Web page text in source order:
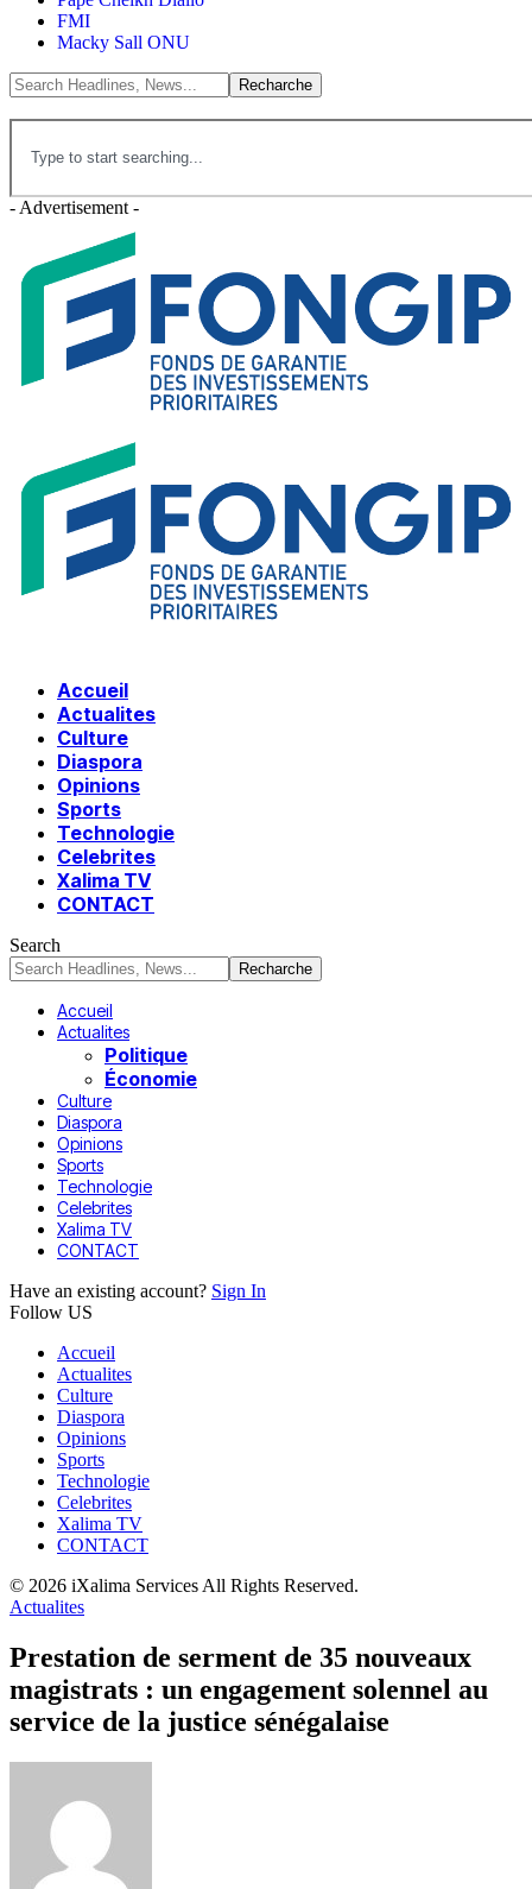
FMI
Macky Sall ONU
- Advertisement -
Accueil
Actualites
Culture
Diaspora
Opinions
Sports
Technologie
Celebrites
Xalima TV
CONTACT
Search
Accueil
Actualites
Politique
Économie
Culture
Diaspora
Opinions
Sports
Technologie
Celebrites
Xalima TV
CONTACT
Have an existing account? Sign In
Follow US
Accueil
Actualites
Culture
Diaspora
Opinions
Sports
Technologie
Celebrites
Xalima TV
CONTACT
© 2026 iXalima Services All Rights Reserved.
Actualites
Prestation de serment de 35 nouveaux
magistrats : un engagement solennel au
service de la justice sénégalaise